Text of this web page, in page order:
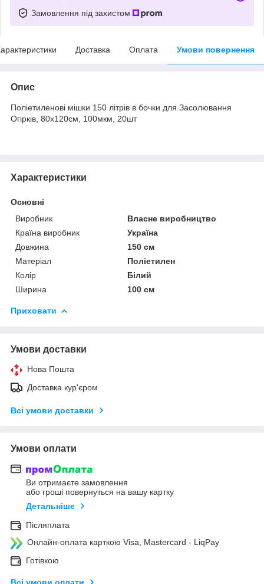
Замовлення під захистом
Доставка Оплата Умови повернення
Опис
Поліетиленові мішки 150 літрів в бочки для Засолювання
Огірків, 80х120см, 100мкм, 20шт
Характеристики
Основні
Виробник
Власне виробництво
Країна виробник
Україна
Довжина
150 см
Матеріал
Поліетилен
Колір
Білий
Ширина
100 см
Приховати
Умови доставки
Нова Пошта
Доставка кур'єром
Всі умови доставки
Умови оплати
Ви отримаєте замовлення
або гроші повернуться на вашу картку
Детальніше
Післяплата
Онлайн-оплата карткою Visa, Mastercard - LiqPay
Готівкою